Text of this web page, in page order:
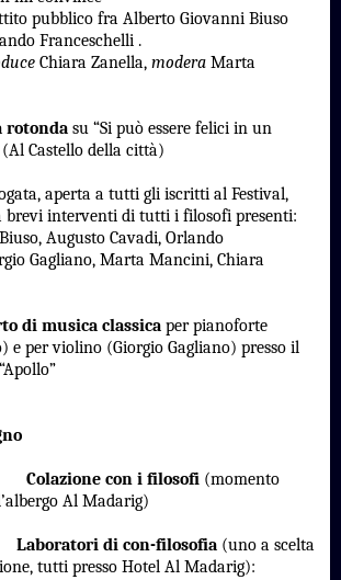
fra Alberto Giovanni Biuso
.
Chiara Zanella, modera Marta
rotonda su “Si può essere felici in un
Castello della città)
aperta a tutti gli iscritti al Festival,
brevi interventi di tutti i filosofi presenti:
Augusto Cavadi, Orlando
Gagliano, Marta Mancini, Chiara
di musica classica per pianoforte
e per violino (Giorgio Gagliano) presso il
Colazione con i filosofi (momento
Al Madarig)
Laboratori di con-filosofia (uno a scelta
tutti presso Hotel Al Madarig):